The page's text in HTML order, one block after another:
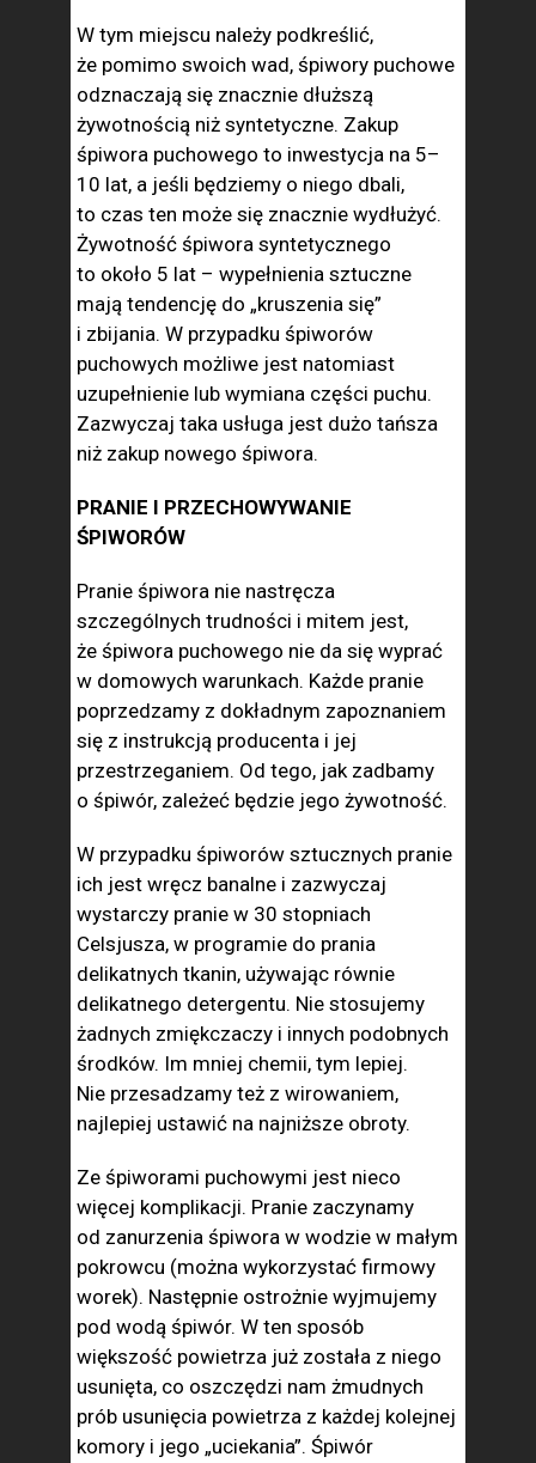
W tym miejscu należy podkreślić,
że pomimo swoich wad, śpiwory puchowe
odznaczają się znacznie dłuższą
żywotnością niż syntetyczne. Zakup
śpiwora puchowego to inwestycja na 5–
10 lat, a jeśli będziemy o niego dbali,
to czas ten może się znacznie wydłużyć.
Żywotność śpiwora syntetycznego
to około 5 lat – wypełnienia sztuczne
mają tendencję do „kruszenia się”
i zbijania. W przypadku śpiworów
puchowych możliwe jest natomiast
uzupełnienie lub wymiana części puchu.
Zazwyczaj taka usługa jest dużo tańsza
niż zakup nowego śpiwora.
PRANIE I PRZECHOWYWANIE
ŚPIWORÓW
Pranie śpiwora nie nastręcza
szczególnych trudności i mitem jest,
że śpiwora puchowego nie da się wyprać
w domowych warunkach. Każde pranie
poprzedzamy z dokładnym zapoznaniem
się z instrukcją producenta i jej
przestrzeganiem. Od tego, jak zadbamy
o śpiwór, zależeć będzie jego żywotność.
W przypadku śpiworów sztucznych pranie
ich jest wręcz banalne i zazwyczaj
wystarczy pranie w 30 stopniach
Celsjusza, w programie do prania
delikatnych tkanin, używając równie
delikatnego detergentu. Nie stosujemy
żadnych zmiękczaczy i innych podobnych
środków. Im mniej chemii, tym lepiej.
Nie przesadzamy też z wirowaniem,
najlepiej ustawić na najniższe obroty.
Ze śpiworami puchowymi jest nieco
więcej komplikacji. Pranie zaczynamy
od zanurzenia śpiwora w wodzie w małym
pokrowcu (można wykorzystać firmowy
worek). Następnie ostrożnie wyjmujemy
pod wodą śpiwór. W ten sposób
większość powietrza już została z niego
usunięta, co oszczędzi nam żmudnych
prób usunięcia powietrza z każdej kolejnej
komory i jego „uciekania”. Śpiwór